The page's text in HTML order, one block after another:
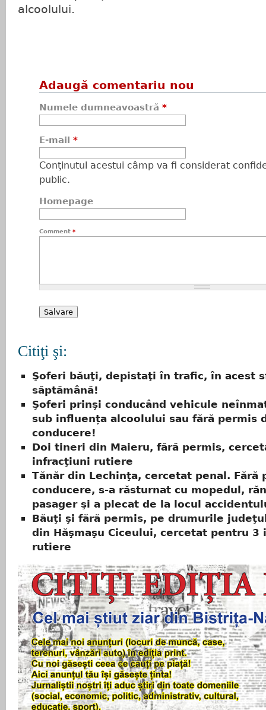
alcoolului.
Adaugă comentariu nou
Numele dumneavoastră *
E-mail *
Conţinutul acestui câmp va fi considerat
public.
Homepage
Comment *
Citiţi şi:
Şoferi băuţi, depistaţi în trafic, în acest
săptămână!
Şoferi prinşi conducând vehicule
sub influența alcoolului sau fără permis
conducere!
Doi tineri din Maieru, fără permis,
infracţiuni rutiere
Tănăr din Lechinţa, cercetat penal. Fără
conducere, s-a răsturnat cu mopedul,
pasager şi a plecat de la locul
Băuţi şi fără permis, pe drumurile
din Hăşmaşu Ciceului, cercetat pentru 3
rutiere